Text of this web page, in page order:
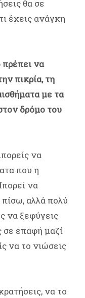
θα σε
έχεις ανάγκη
πρέπει να
πικρία, τη
με τα
δρόμο του
να
που η
να
αλλά πολύ
να ξεφύγεις
σε επαφή μαζί
να το νιώσεις
να το